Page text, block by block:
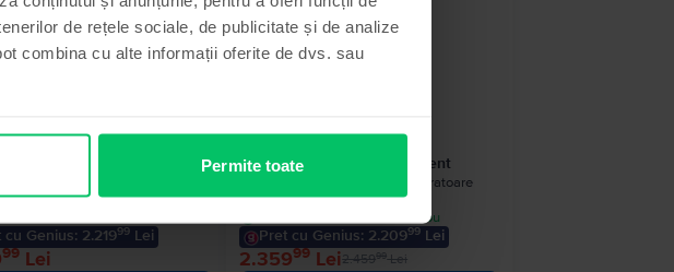
de rețele sociale, de publicitate și de analize
combina cu alte informații oferite de dvs. sau
Permite toate
15
GB, Foarte bun
la 193 lei/luna
cu Genius: 2.21999 Lei
99 Lei
- 100 Lei
Space Black, 128 GB, Excelent
1-2 zile lucratoare
Rate de la 197 lei/luna
Economisesti 1.400 Lei vs Nou
Pret cu Genius: 2.20999 Lei
2.35999 Lei2.45999Lei